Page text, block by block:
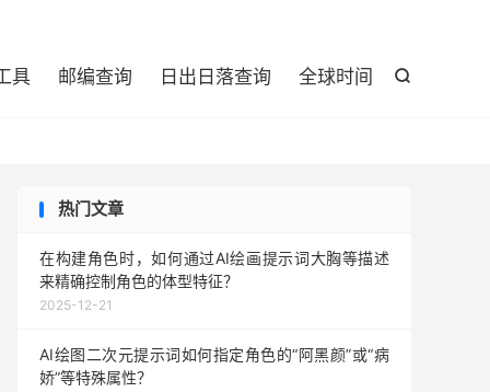

具 邮编查询 日出日落查询 全球时间
热门文章
在构建角色时，如何通过AI绘画提示词大胸等描述
来精确控制角色的体型特征？
2025-12-21
AI绘图二次元提示词如何指定角色的“阿黑颜”或“病
娇”等特殊属性？